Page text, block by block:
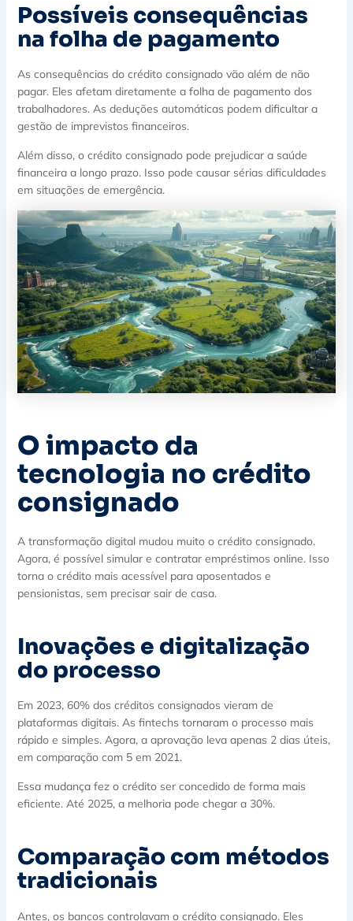
Possíveis consequências
na folha de pagamento
As consequências do crédito consignado vão além de não
pagar. Eles afetam diretamente a folha de pagamento dos
trabalhadores. As deduções automáticas podem dificultar a
gestão de imprevistos financeiros.
Além disso, o crédito consignado pode prejudicar a saúde
financeira a longo prazo. Isso pode causar sérias dificuldades
em situações de emergência.
O impacto da
tecnologia no crédito
consignado
A transformação digital mudou muito o crédito consignado.
Agora, é possível simular e contratar empréstimos online. Isso
torna o crédito mais acessível para aposentados e
pensionistas, sem precisar sair de casa.
Inovações e digitalização
do processo
Em 2023, 60% dos créditos consignados vieram de
plataformas digitais. As fintechs tornaram o processo mais
rápido e simples. Agora, a aprovação leva apenas 2 dias úteis,
em comparação com 5 em 2021.
Essa mudança fez o crédito ser concedido de forma mais
eficiente. Até 2025, a melhoria pode chegar a 30%.
Comparação com métodos
tradicionais
Antes, os bancos controlavam o crédito consignado. Eles